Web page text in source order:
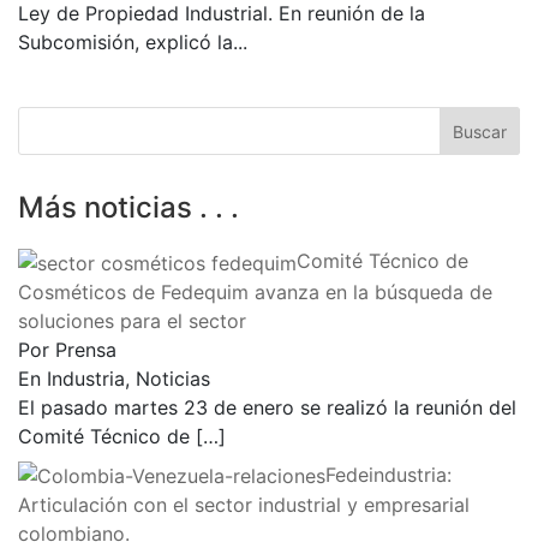
Ley de Propiedad Industrial. En reunión de la
Subcomisión, explicó la...
Más noticias . . .
Comité Técnico de
Cosméticos de Fedequim avanza en la búsqueda de
soluciones para el sector
Por Prensa
En Industria, Noticias
El pasado martes 23 de enero se realizó la reunión del
Comité Técnico de […]
Fedeindustria:
Articulación con el sector industrial y empresarial
colombiano.